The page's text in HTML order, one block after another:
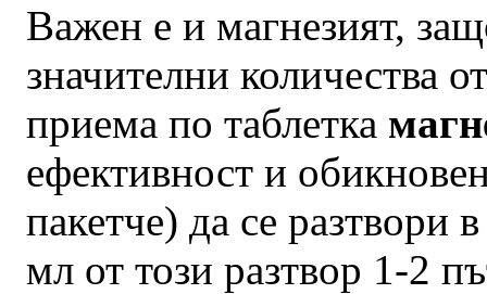
Важен е и магнезият,
значителни количества
приема по таблетка
ефективност и
пакетче) да се разтвори
мл от този разтвор 1-2